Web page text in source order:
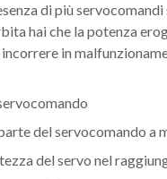
di più
hai che la potenza
in
del servocomando a
del servo nel